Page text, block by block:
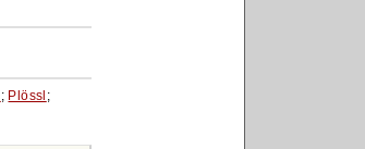
; Plössl ;